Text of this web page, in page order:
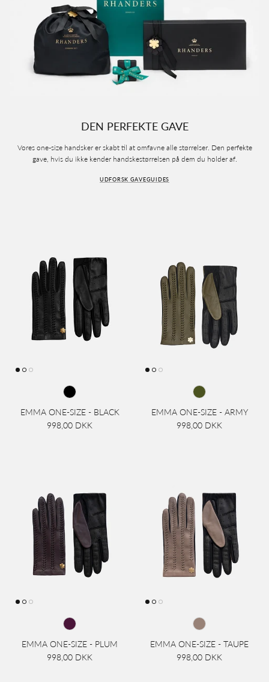
DEN PERFEKTE GAVE
Vores one-size handsker er skabt til at omfavne alle størrelser. Den perfekte
gave, hvis du ikke kender handskestørrelsen på dem du holder af.
UDFORSK GAVEGUIDES
EMMA ONE-SIZE - BLACK
998,00 DKK
EMMA ONE-SIZE - ARMY
998,00 DKK
EMMA ONE-SIZE - PLUM
998,00 DKK
EMMA ONE-SIZE - TAUPE
998,00 DKK